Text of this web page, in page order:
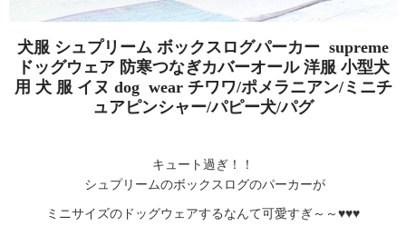
犬服 シュプリーム ボックスログパーカー supreme
ドッグウェア 防寒つなぎカバーオール 洋服 小型犬
用 犬 服 イヌ dog wear チワワ/ポメラニアン/ミニチ
ュアピンシャー/パピー犬/パグ
キュート過ぎ！！
シュプリームのボックスログのパーカーが
ミニサイズのドッグウェアするなんて可愛すぎ～～♥♥♥